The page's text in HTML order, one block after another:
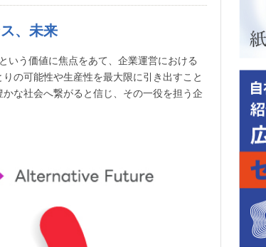
、未来
いう価値に焦点をあて、企業運営における
の可能性や生産性を最大限に引き出すこと
な社会へ繋がると信じ、その一役を担う企